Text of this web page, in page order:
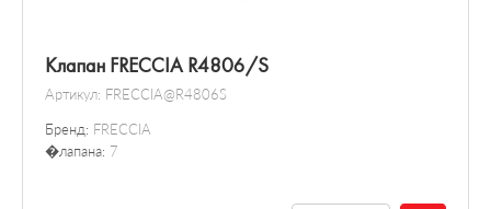
Клапан FRECCIA R4806/S
Артикул: FRECCIA@R4806S
Бренд: FRECCIA
�лапана: 7